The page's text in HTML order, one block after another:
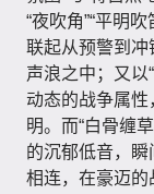
“夜吹角”“平明
联起从预警到冲
声浪之中；又以
动态的战争属性
明。而“白骨缠
的沉郁低音，
相连，在豪迈